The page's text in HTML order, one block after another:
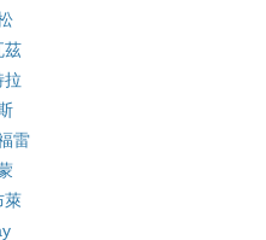
茲
拉
雷
萊